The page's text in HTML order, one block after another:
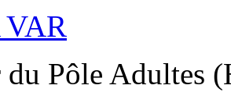
du Pôle Adultes